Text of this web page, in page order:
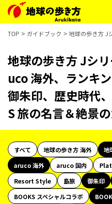
TOP ガイドブック 地球の歩き方 J
地球の歩き方 Jシ
uco 海外、ランキ
御朱印、歴史時代
S 旅の名言＆絶景
すべて 地球の歩き方 海外
地
aruco 海外
aruco 国内 Plat
Resort Style
島旅 御朱印
BOOKS スペシャルコラボ